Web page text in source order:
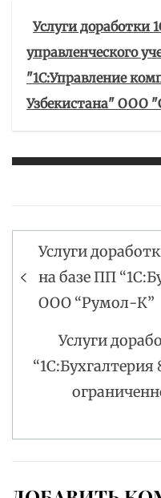
Услуги доработки
управленческого
"1С:Управление
Узбекистана" ООО
Навигация
по
записям
Услуги
на базе ПП
ООО “Румол-К”
Услуги